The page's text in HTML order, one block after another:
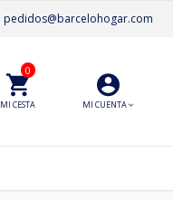
pedidos@barcelohogar.com
MI CUENTA
MI CESTA
0